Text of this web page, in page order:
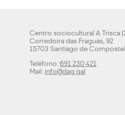
Centro sociocultural A Trisca
Corredoira das Fraguas, 92
15703 Santiago de
Teléfono: 691 230 421
Mail: info@dag.gal